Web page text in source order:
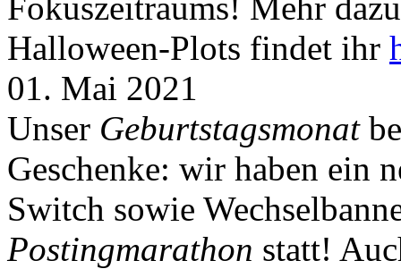
Halloween-Plots findet ihr
01. Mai 2021
Unser Geburtstagsmonat
Geschenke: wir haben ein
Switch sowie
Postingmarathon statt!